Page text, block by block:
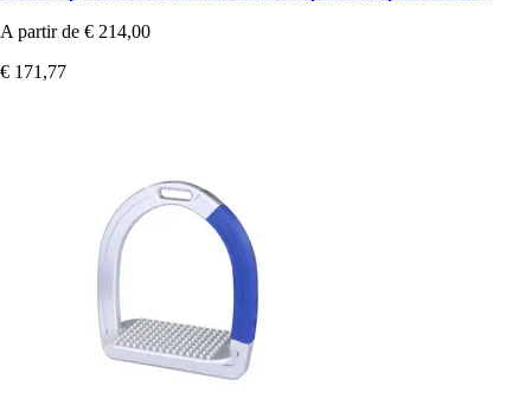
A partir de € 214,00
€ 171,77